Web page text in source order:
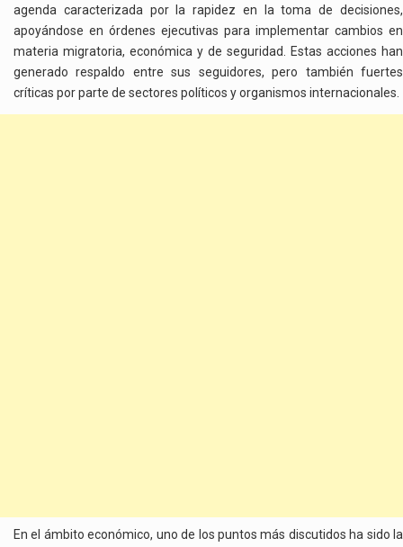
agenda caracterizada por la rapidez en la toma de decisiones,
apoyándose en órdenes ejecutivas para implementar cambios en
materia migratoria, económica y de seguridad. Estas acciones han
generado respaldo entre sus seguidores, pero también fuertes
críticas por parte de sectores políticos y organismos internacionales.
En el ámbito económico, uno de los puntos más discutidos ha sido la